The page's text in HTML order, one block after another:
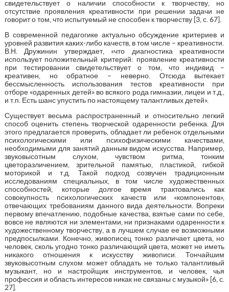
свидетельствует о наличии способности к творчеству, но
отсутствие проявления креативности при решении задачи не
говорит о том, что испытуемый не способен к творчеству [3, с. 67].
В современной педагогике актуально обсуждение критериев и
уровней развития каких-либо качеств, в том числе – креативности.
В.Н. Дружинин утверждает, «что диагностика креативности
использует положительный критерий: проявление креативности
при тестировании свидетельствует о том, что индивид –
креативен, но обратное – неверно. Отсюда вытекает
бессмысленность использования тестов креативности при
отборе «одаренных детей» во всякого рода гимназии, лицеи и т.д.,
и т.п. Есть шанс упустить по настоящему талантливых детей».
Существует весьма распространенный и относительно легкий
способ оценить степень творческой одаренности ребенка. Для
этого предлагается проверить, обладает ли ребенок отдельными
психологическими или психофизическими качествами,
необходимыми для занятий данным видом искусства. Например,
звуковысотным слухом, чувством ритма, тонким
цветоразличением, зрительной памятью, пластикой, гибкой
моторикой и т.д. Такой подход созвучен традиционным
исследованиям специальных, в том числе художественных
способностей, которые долгое время трактовались как
совокупность психологических качеств или «компонентов»,
отвечающих требованиям данного вида деятельности. Вопреки
первому впечатлению, подобные качества, взятые сами по себе,
вовсе не являются ни элементами, ни признаками одаренности к
художественному творчеству, а в лучшем случае ее возможными
предпосылками. Конечно, живописец тонко различает цвета, но
человек, сколь угодно тонко различающий цвета, может не иметь
никакого отношения к искусству живописи. Тончайшим
звуковысотным слухом может обладать не только талантливый
музыкант, но и настройщик инструментов, и человек, чья
профессия и область интересов никак не связаны с музыкой» [6, с.
27].